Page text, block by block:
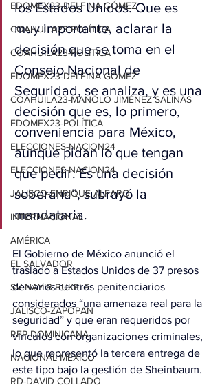
EDOMEX23-DELFINA GÓMEZ
COAHUILA23-POLÍTICA
COAHUILA23-POLÍTICA
EDOMEX23-DELFINA GÓMEZ
COAHUILA23-MANOLO JIMÉNEZ SALINAS
EDOMEX23-POLÍTICA
ELECCIONES-NACION24
ELECCIONES-NACION24
JALISCO-ENRIQUE ALFARO
INTERNACIONAL
AMÉRICA
EL SALVADOR
SV-NAYIB BUKELE
JALISCO-ZAPOPAN
REP DOMINICANA
NACIONAL MÉXICO
RD-DAVID COLLADO
los Estados Unidos. Que es
muy importante, aclarar la
decisión que se toma en el
Consejo Nacional de
Seguridad, se analiza, y es una
decisión que es, lo primero,
conveniencia para México,
aunque pidan lo que tengan
que pedir. Es una decisión
soberana”, subrayó la
mandataria.
El Gobierno de México anunció el
traslado a Estados Unidos de 37 presos
de varios centros penitenciarios
considerados “una amenaza real para la
seguridad” y que eran requeridos por
vínculos con organizaciones criminales,
lo que representó la tercera entrega de
este tipo bajo la gestión de Sheinbaum.